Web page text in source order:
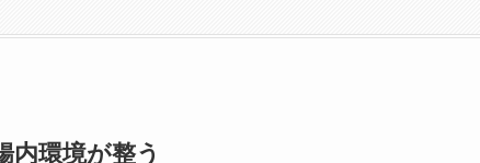
内環境が整う